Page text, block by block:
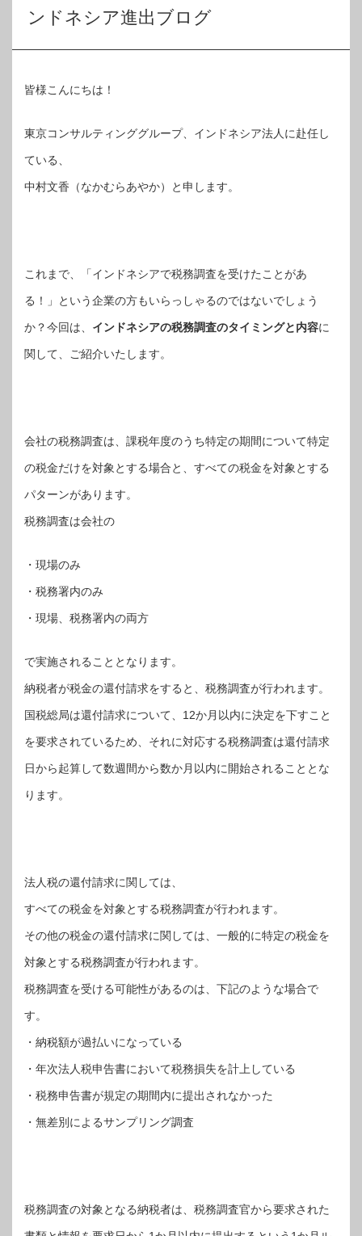
ンドネシア進出ブログ
皆様こんにちは！
東京コンサルティンググループ、インドネシア法人に赴任し
ている、
中村文香（なかむらあやか）と申します。
これまで、「インドネシアで税務調査を受けたことがあ
る！」という企業の方もいらっしゃるのではないでしょう
か？今回は、 インドネシアの税務調査のタイミングと内容に
関して、ご紹介いたします。
会社の税務調査は、課税年度のうち特定の期間について特定
の税金だけを対象とする場合と、すべての税金を対象とする
パターンがあります。
税務調査は会社の
・現場のみ
・税務署内のみ
・現場、税務署内の両方
で実施されることとなります。
納税者が税金の還付請求をすると、税務調査が行われます。
国税総局は還付請求について、12か月以内に決定を下すこと
を要求されているため、それに対応する税務調査は還付請求
日から起算して数週間から数か月以内に開始されることとな
ります。
法人税の還付請求に関しては、
すべての税金を対象とする税務調査が行われます。
その他の税金の還付請求に関しては、一般的に特定の税金を
対象とする税務調査が行われます。
税務調査を受ける可能性があるのは、下記のような場合で
す。
・納税額が過払いになっている
・年次法人税申告書において税務損失を計上している
・税務申告書が規定の期間内に提出されなかった
・無差別によるサンプリング調査
税務調査の対象となる納税者は、税務調査官から要求された